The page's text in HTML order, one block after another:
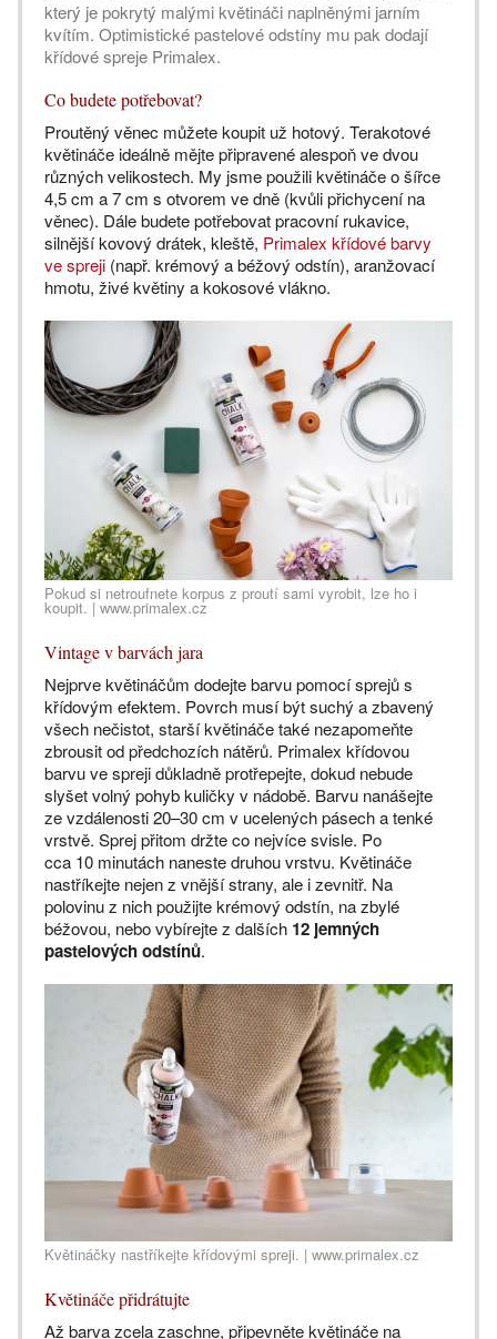
který je pokrytý malými květináči naplněnými jarním
kvítím. Optimistické pastelové odstíny mu pak dodají
křídové spreje Primalex.
Co budete potřebovat?
Proutěný věnec můžete koupit už hotový. Terakotové
květináče ideálně mějte připravené alespoň ve dvou
různých velikostech. My jsme použili květináče o šířce
4,5 cm a 7 cm s otvorem ve dně (kvůli přichycení na
věnec). Dále budete potřebovat pracovní rukavice,
silnější kovový drátek, kleště, Primalex křídové barvy
ve spreji (např. krémový a béžový odstín), aranžovací
hmotu, živé květiny a kokosové vlákno.
Pokud si netroufnete korpus z proutí sami vyrobit, lze ho i
koupit. | www.primalex.cz
Vintage v barvách jara
Nejprve květináčům dodejte barvu pomocí sprejů s
křídovým efektem. Povrch musí být suchý a zbavený
všech nečistot, starší květináče také nezapomeňte
zbrousit od předchozích nátěrů. Primalex křídovou
barvu ve spreji důkladně protřepejte, dokud nebude
slyšet volný pohyb kuličky v nádobě. Barvu nanášejte
ze vzdálenosti 20–30 cm v ucelených pásech a tenké
vrstvě. Sprej přitom držte co nejvíce svisle. Po
cca 10 minutách naneste druhou vrstvu. Květináče
nastříkejte nejen z vnější strany, ale i zevnitř. Na
polovinu z nich použijte krémový odstín, na zbylé
béžovou, nebo vybírejte z dalších 12 jemných
pastelových odstínů.
Květináčky nastříkejte křídovými spreji. | www.primalex.cz
Květináče přidrátujte
Až barva zcela zaschne, připevněte květináče na